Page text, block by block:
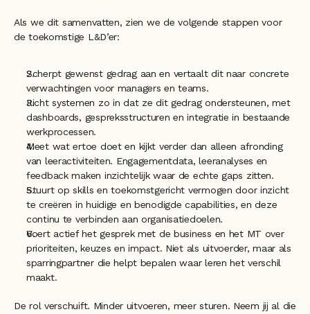
Als we dit samenvatten, zien we de volgende stappen voor
de toekomstige L&D’er:
Scherpt gewenst gedrag aan en vertaalt dit naar concrete
verwachtingen voor managers en teams.
Richt systemen zo in dat ze dit gedrag ondersteunen, met
dashboards, gespreksstructuren en integratie in bestaande
werkprocessen.
Meet wat ertoe doet en kijkt verder dan alleen afronding
van leeractiviteiten. Engagementdata, leeranalyses en
feedback maken inzichtelijk waar de echte gaps zitten.
Stuurt op skills en toekomstgericht vermogen door inzicht
te creëren in huidige en benodigde capabilities, en deze
continu te verbinden aan organisatiedoelen.
Voert actief het gesprek met de business en het MT over
prioriteiten, keuzes en impact. Niet als uitvoerder, maar als
sparringpartner die helpt bepalen waar leren het verschil
maakt.
De rol verschuift. Minder uitvoeren, meer sturen. Neem jij al die